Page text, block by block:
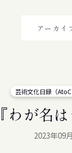
アーカイ
芸術文化日録（AtoC
わが名は
2023年09